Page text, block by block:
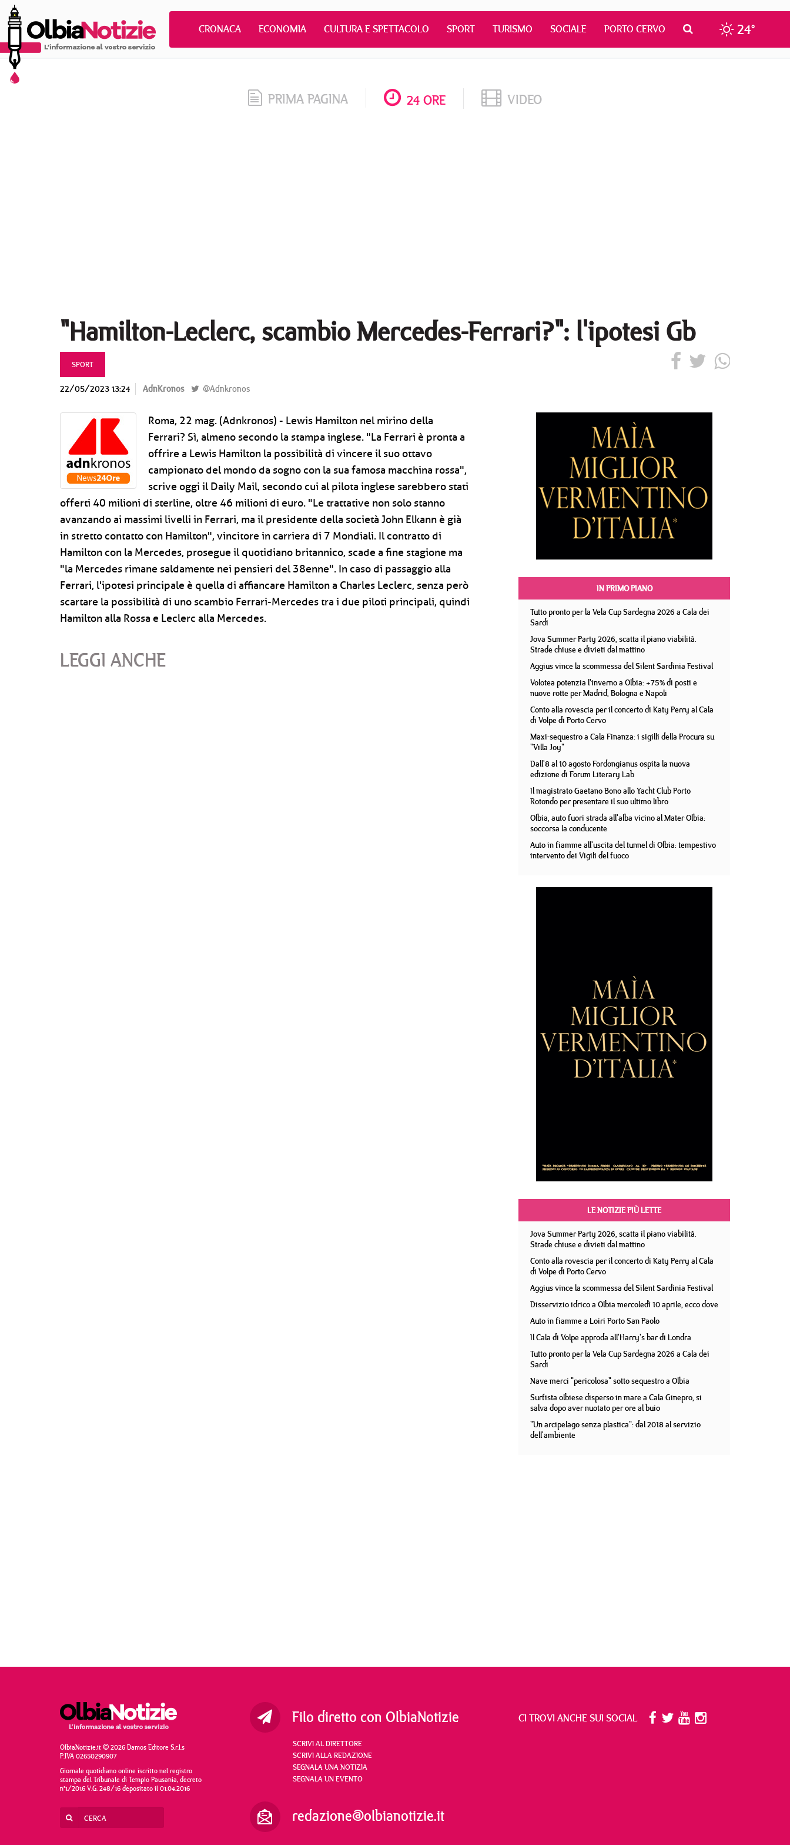
CRONACA ECONOMIA CULTURA E SPETTACOLO SPORT TURISMO SOCIALE PORTO CERVO 24°
PRIMA PAGINA 24 ORE VIDEO
"Hamilton-Leclerc, scambio Mercedes-Ferrari?": l'ipotesi Gb
SPORT
22/05/2023 13:24 AdnKronos @Adnkronos
Roma, 22 mag. (Adnkronos) - Lewis Hamilton nel mirino della
Ferrari? Sì, almeno secondo la stampa inglese. "La Ferrari è pronta a
offrire a Lewis Hamilton la possibilità di vincere il suo ottavo
campionato del mondo da sogno con la sua famosa macchina rossa",
scrive oggi il Daily Mail, secondo cui al pilota inglese sarebbero stati
offerti 40 milioni di sterline, oltre 46 milioni di euro. "Le trattative non solo stanno
avanzando ai massimi livelli in Ferrari, ma il presidente della società John Elkann è già
in stretto contatto con Hamilton", vincitore in carriera di 7 Mondiali. Il contratto di
Hamilton con la Mercedes, prosegue il quotidiano britannico, scade a fine stagione ma
"la Mercedes rimane saldamente nei pensieri del 38enne". In caso di passaggio alla
Ferrari, l'ipotesi principale è quella di affiancare Hamilton a Charles Leclerc, senza però
scartare la possibilità di uno scambio Ferrari-Mercedes tra i due piloti principali, quindi
Hamilton alla Rossa e Leclerc alla Mercedes.
LEGGI ANCHE
IN PRIMO PIANO
Tutto pronto per la Vela Cup Sardegna 2026 a Cala dei
Sardi
Jova Summer Party 2026, scatta il piano viabilità.
Strade chiuse e divieti dal mattino
Aggius vince la scommessa del Silent Sardinia Festival
Volotea potenzia l'inverno a Olbia: +75% di posti e
nuove rotte per Madrid, Bologna e Napoli
Conto alla rovescia per il concerto di Katy Perry al Cala
di Volpe di Porto Cervo
Maxi-sequestro a Cala Finanza: i sigilli della Procura su
"Villa Joy"
Dall'8 al 10 agosto Fordongianus ospita la nuova
edizione di Forum Literary Lab
Il magistrato Gaetano Bono allo Yacht Club Porto
Rotondo per presentare il suo ultimo libro
Olbia, auto fuori strada all'alba vicino al Mater Olbia:
soccorsa la conducente
Auto in fiamme all'uscita del tunnel di Olbia: tempestivo
intervento dei Vigili del fuoco
LE NOTIZIE PIÙ LETTE
Jova Summer Party 2026, scatta il piano viabilità.
Strade chiuse e divieti dal mattino
Conto alla rovescia per il concerto di Katy Perry al Cala
di Volpe di Porto Cervo
Aggius vince la scommessa del Silent Sardinia Festival
Disservizio idrico a Olbia mercoledì 10 aprile, ecco dove
Auto in fiamme a Loiri Porto San Paolo
Il Cala di Volpe approda all'Harry's bar di Londra
Tutto pronto per la Vela Cup Sardegna 2026 a Cala dei
Sardi
Nave merci "pericolosa" sotto sequestro a Olbia
Surfista olbiese disperso in mare a Cala Ginepro, si
salva dopo aver nuotato per ore al buio
"Un arcipelago senza plastica": dal 2018 al servizio
dell'ambiente
OlbiaNotizie.it © 2026 Damos Editore S.r.l.s
P.IVA 02650290907
Giornale quotidiano online iscritto nel registro
stampa del Tribunale di Tempio Pausania, decreto
n°1/2016 V.G. 248/16 depositato il 01.04.2016
Filo diretto con OlbiaNotizie
SCRIVI AL DIRETTORE
SCRIVI ALLA REDAZIONE
SEGNALA UNA NOTIZIA
SEGNALA UN EVENTO
redazione@olbianotizie.it
CI TROVI ANCHE SUI SOCIAL